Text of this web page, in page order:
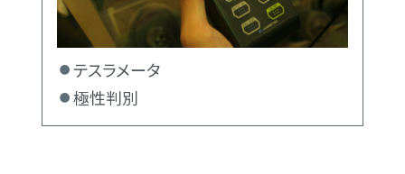
テスラメータ
極性判別